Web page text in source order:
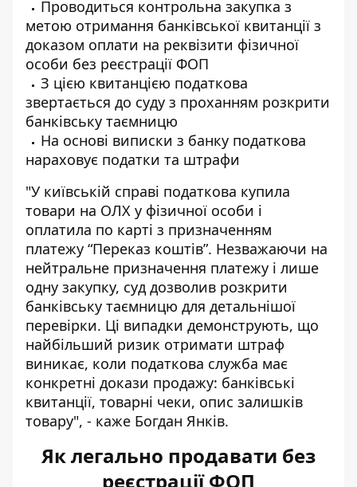
Проводиться контрольна закупка з
метою отримання банківської квитанції з
доказом оплати на реквізити фізичної
особи без реєстрації ФОП
З цією квитанцією податкова
звертається до суду з проханням розкрити
банківську таємницю
На основі виписки з банку податкова
нараховує податки та штрафи
"У київській справі податкова купила
товари на ОЛХ у фізичної особи і
оплатила по карті з призначенням
платежу “Переказ коштів”. Незважаючи на
нейтральне призначення платежу і лише
одну закупку, суд дозволив розкрити
банківську таємницю для детальнішої
перевірки. Ці випадки демонструють, що
найбільший ризик отримати штраф
виникає, коли податкова служба має
конкретні докази продажу: банківські
квитанції, товарні чеки, опис залишків
товару", - каже Богдан Янків.
Як легально продавати без
реєстрації ФОП